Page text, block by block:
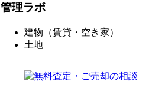
管理ラボ
建物（賃貸・空き家）
土地